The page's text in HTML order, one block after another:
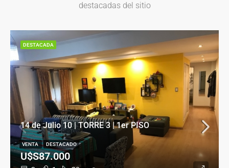
destacadas del sitio
14 de Julio 10 | TORRE 3 | 1er PISO
U$S87.000
VENTA DESTACADO
DESTACADA